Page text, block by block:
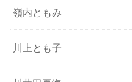
嶺内ともみ
川上とも子